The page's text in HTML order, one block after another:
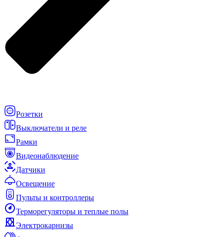
Розетки
Выключатели и реле
Рамки
Видеонаблюдение
Датчики
Освещение
Пульты и контроллеры
Терморегуляторы и теплые полы
Электрокарнизы